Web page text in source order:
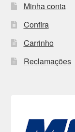
Minha conta
Confira
Carrinho
Reclamações